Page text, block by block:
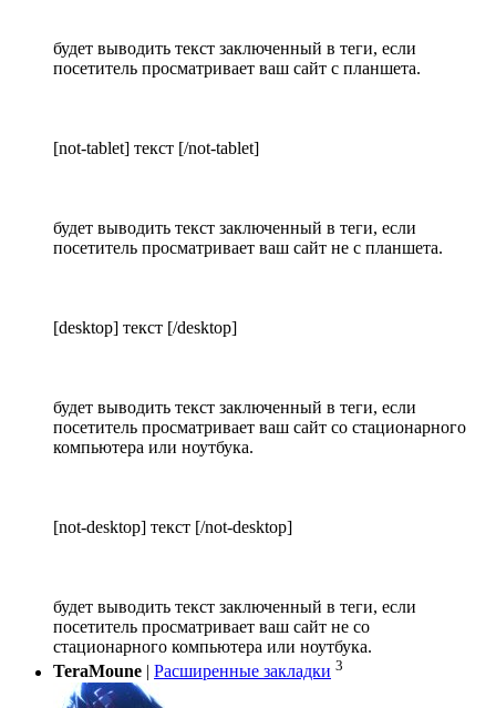
будет выводить текст заключенный в теги, если
посетитель просматривает ваш сайт с планшета.
[not-tablet] текст [/not-tablet]
будет выводить текст заключенный в теги, если
посетитель просматривает ваш сайт не с планшета.
[desktop] текст [/desktop]
будет выводить текст заключенный в теги, если
посетитель просматривает ваш сайт со стационарного
компьютера или ноутбука.
[not-desktop] текст [/not-desktop]
будет выводить текст заключенный в теги, если
посетитель просматривает ваш сайт не со
стационарного компьютера или ноутбука.
TeraMoune
Расширенные закладки 3